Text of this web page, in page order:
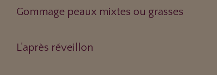
Gommage peaux mixtes ou grasses
L'après réveillon